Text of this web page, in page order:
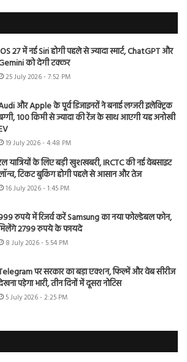
27 में नई Siri होगी पहले से ज्यादा स्मार्ट, ChatGPT और
को देगी टक्कर
25 July 2026 - 7:52 PM
और Apple के पूर्व डिजाइनरों ने बनाई लग्जरी इलेक्ट्रिक
100 किमी से ज्यादा की रेंज के साथ आएगी यह अनोखी
19 July 2026 - 4:48 PM
यात्रियों के लिए बड़ी खुशखबरी, IRCTC की नई वेबसाइट
टिकट बुकिंग होगी पहले से आसान और तेज
16 July 2026 - 1:45 PM
रुपये में रिजर्व करें Samsung का नया फोल्डेबल फोन,
2799 रुपये के फायदे
8 July 2026 - 5:54 PM
पर सरकार का बड़ा एक्शन, फिल्में और वेब सीरीज
पड़ेगा भारी, तीन दिनों में दूसरा नोटिस
5 July 2026 - 2:25 PM